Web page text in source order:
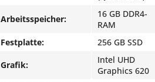
Arbeitsspeicher:
16 GB DDR4-
RAM
Festplatte:
256 GB SSD
Grafik:
Intel UHD
Graphics 620